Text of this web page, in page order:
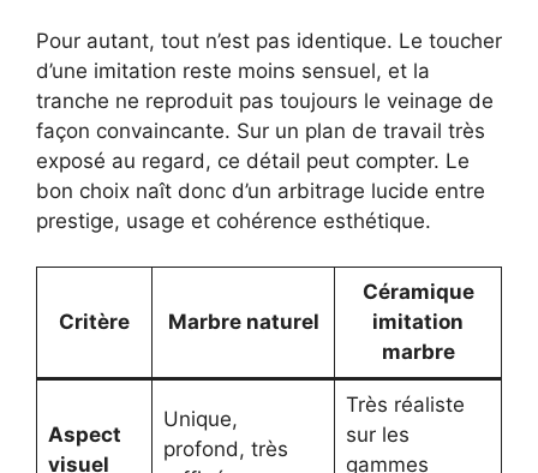
Pour autant, tout n’est pas identique. Le toucher
d’une imitation reste moins sensuel, et la
tranche ne reproduit pas toujours le veinage de
façon convaincante. Sur un plan de travail très
exposé au regard, ce détail peut compter. Le
bon choix naît donc d’un arbitrage lucide entre
prestige, usage et cohérence esthétique.
Critère Marbre naturel
Céramique
imitation
marbre
Aspect
visuel
Unique,
profond, très
Très réaliste
sur les
gammes